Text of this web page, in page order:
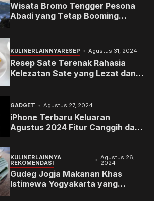
Wisata Bromo Tengger Pesona
Abadi yang Tetap Booming
KULINERLAINNYARESEP Agustus 31, 2024
Resep Sate Terenak Rahasia
Kelezatan Sate yang Lezat dan
GADGET Agustus 27, 2024
iPhone Terbaru Keluaran
Agustus 2024 Fitur Canggih dan
Inovasi Terbaru yang Viral di
Kalangan Pengguna
KULINERLAINNYA
REKOMENDASI
Agustus 26,
2024
Gudeg Jogja Makanan Khas
Istimewa Yogyakarta yang
Melegenda